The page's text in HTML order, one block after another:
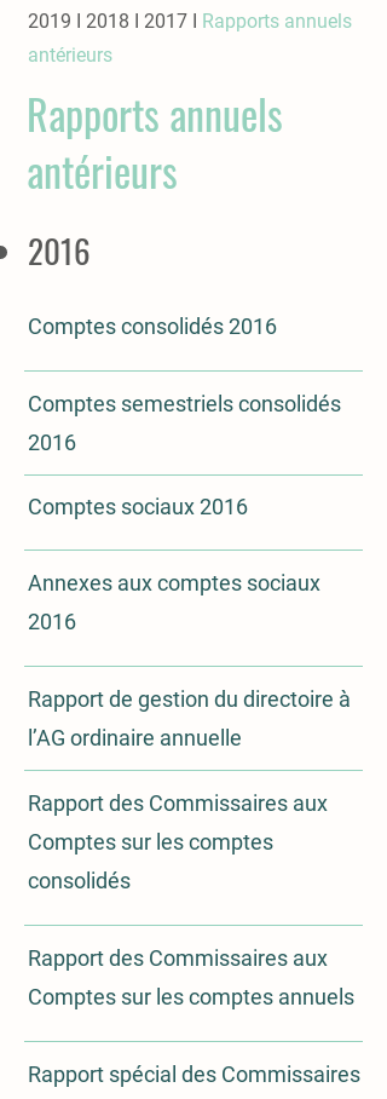
2019 I 2018 I 2017 I Rapports annuels
antérieurs
Rapports annuels
antérieurs
2016
Comptes consolidés 2016
Comptes semestriels consolidés
2016
Comptes sociaux 2016
Annexes aux comptes sociaux
2016
Rapport de gestion du directoire à
l’AG ordinaire annuelle
Rapport des Commissaires aux
Comptes sur les comptes
consolidés
Rapport des Commissaires aux
Comptes sur les comptes annuels
Rapport spécial des Commissaires